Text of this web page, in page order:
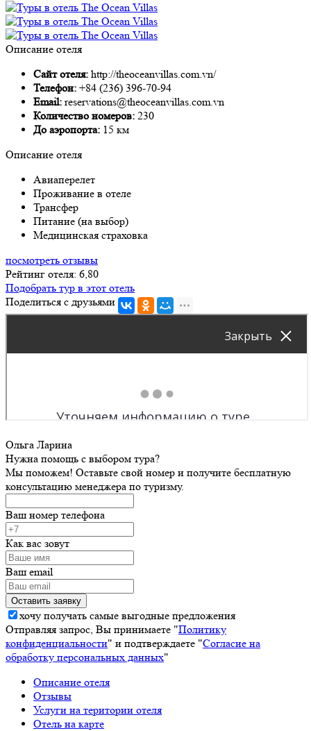
Описание отеля
Сайт отеля: http://theoceanvillas.com.vn/
Телефон: +84 (236) 396-70-94
Email: reservations@theoceanvillas.com.vn
Количество номеров: 230
До аэропорта: 15 км
Описание отеля
Авиаперелет
Проживание в отеле
Трансфер
Питание (на выбор)
Медицинская страховка
посмотреть отзывы
Рейтинг отеля: 6,80
Подобрать тур в этот отель
Поделиться с друзьями
Ольга Ларина
Нужна помощь с выбором тура?
Мы поможем! Оставьте свой номер и получите бесплатную
консультацию менеджера по туризму.
Ваш номер телефона
Как вас зовут
Ваш email
хочу получать самые выгодные предложения
Отправляя запрос, Вы принимаете "Политику
конфиденциальности" и подтверждаете "Согласие на
обработку персональных данных"
Описание отеля
Отзывы
Услуги на територии отеля
Отель на карте